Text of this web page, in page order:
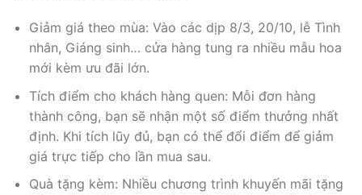
Giảm giá theo mùa: Vào các dịp 8/3, 20/10, lễ Tình
nhân, Giáng sinh… cửa hàng tung ra nhiều mẫu hoa
mới kèm ưu đãi lớn.
Tích điểm cho khách hàng quen: Mỗi đơn hàng
thành công, bạn sẽ nhận một số điểm thưởng nhất
định. Khi tích lũy đủ, bạn có thể đổi điểm để giảm
giá trực tiếp cho lần mua sau.
Quà tặng kèm: Nhiều chương trình khuyến mãi tặng